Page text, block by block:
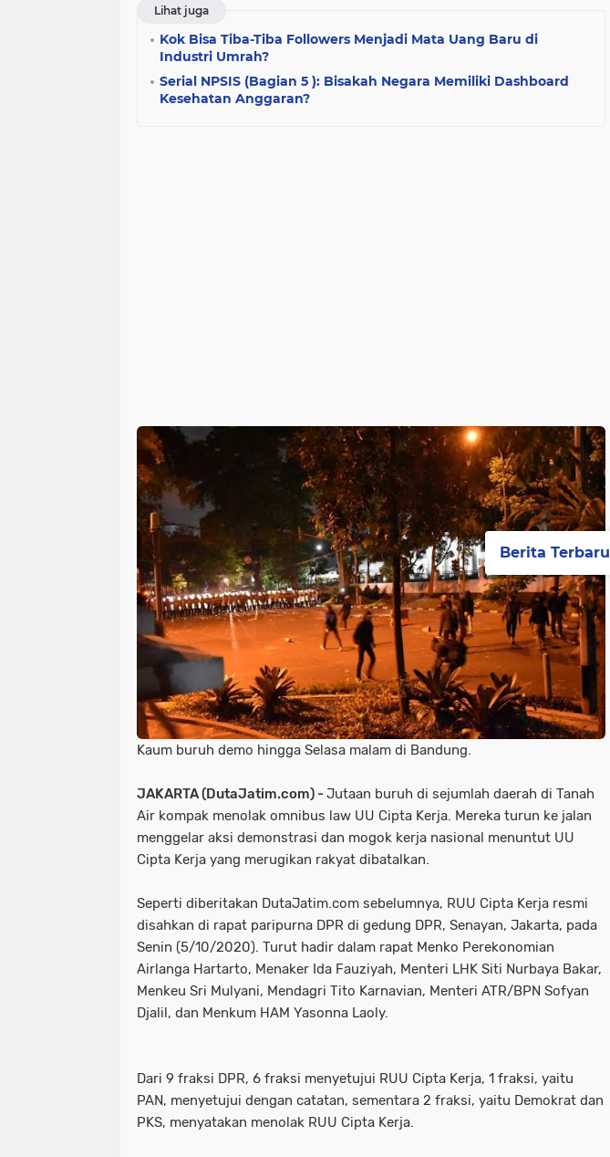
Lihat juga
Kok Bisa Tiba-Tiba Followers Menjadi Mata Uang Baru di
Industri Umrah?
Serial NPSIS (Bagian 5 ): Bisakah Negara Memiliki Dashboard
Kesehatan Anggaran?
Kaum buruh demo hingga Selasa malam di Bandung.
JAKARTA (DutaJatim.com) -Jutaan buruh di sejumlah daerah di Tanah
Air kompak menolak omnibus law UU Cipta Kerja. Mereka turun ke jalan
menggelar aksi demonstrasi dan mogok kerja nasional menuntut UU
Cipta Kerja yang merugikan rakyat dibatalkan.
Seperti diberitakan DutaJatim.com sebelumnya, RUU Cipta Kerja resmi
disahkan di rapat paripurna DPR di gedung DPR, Senayan, Jakarta, pada
Senin (5/10/2020). Turut hadir dalam rapat Menko Perekonomian
Airlanga Hartarto, Menaker Ida Fauziyah, Menteri LHK Siti Nurbaya Bakar,
Menkeu Sri Mulyani, Mendagri Tito Karnavian, Menteri ATR/BPN Sofyan
Djalil, dan Menkum HAM Yasonna Laoly.
Dari 9 fraksi DPR, 6 fraksi menyetujui RUU Cipta Kerja, 1 fraksi, yaitu
PAN, menyetujui dengan catatan, sementara 2 fraksi, yaitu Demokrat dan
PKS, menyatakan menolak RUU Cipta Kerja.
Berita Terbaru